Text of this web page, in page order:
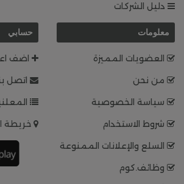
دليل الشركات
معلومات
العضويات المميزة
من نحن
سياسة الخصوصية
شروط الاستخدام
السلع والإعلانات الممنوعة
وظائف.كوم
حسابي
اضف
اتصل
خريطة